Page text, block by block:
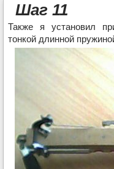
Шаг 11
Также я установил
тонкой длинной